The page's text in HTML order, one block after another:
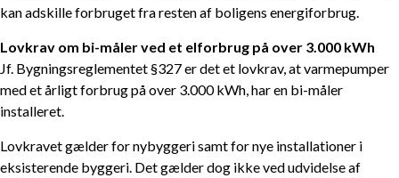
kan adskille forbruget fra resten af boligens energiforbrug.
Lovkrav om bi-måler ved et elforbrug på over 3.000 kWh
Jf. Bygningsreglementet §327 er det et lovkrav, at varmepumper
med et årligt forbrug på over 3.000 kWh, har en bi-måler
installeret.
Lovkravet gælder for nybyggeri samt for nye installationer i
eksisterende byggeri. Det gælder dog ikke ved udvidelse af